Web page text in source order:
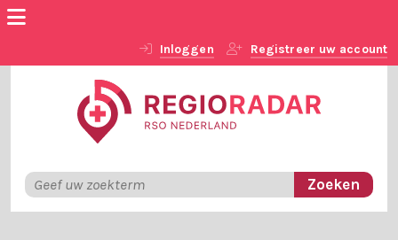
Inloggen Registreer uw account